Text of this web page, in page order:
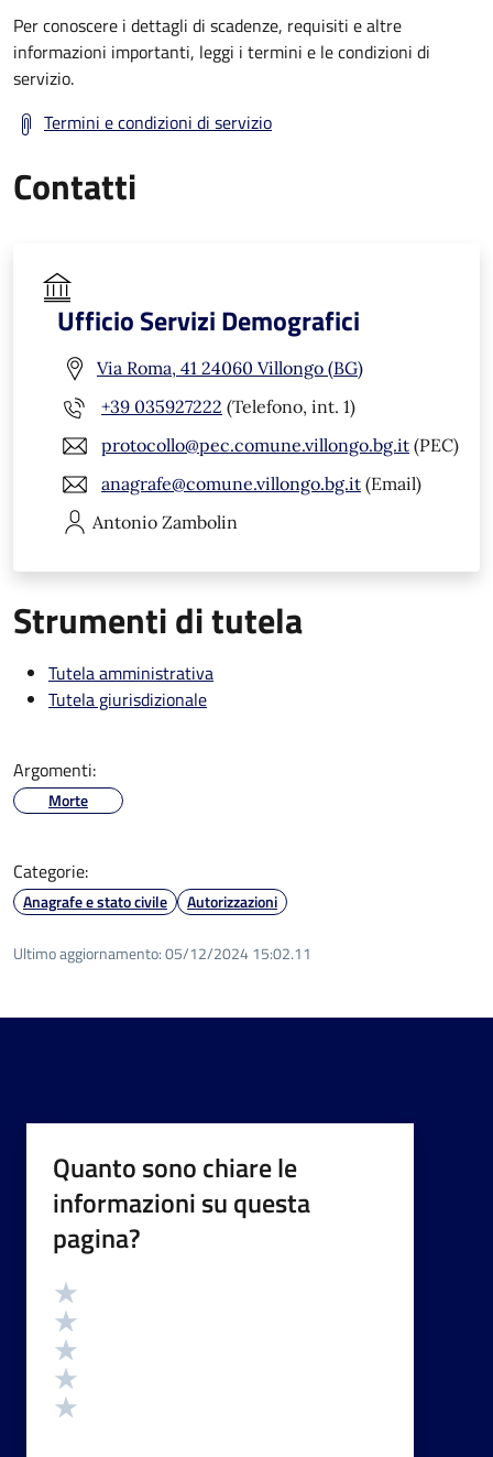
Per conoscere i dettagli di scadenze, requisiti e altre
informazioni importanti, leggi i termini e le condizioni di
servizio.
Termini e condizioni di servizio
Contatti
Ufficio Servizi Demografici
Via Roma, 41 24060 Villongo (BG)
+39 035927222 (Telefono, int. 1)
protocollo@pec.comune.villongo.bg.it (PEC)
anagrafe@comune.villongo.bg.it (Email)
Antonio Zambolin
Strumenti di tutela
Tutela amministrativa
Tutela giurisdizionale
Argomenti:
Morte
Categorie:
Anagrafe e stato civile Autorizzazioni
Ultimo aggiornamento:05/12/2024 15:02.11
Quanto sono chiare le
informazioni su questa
pagina?
Valutazione